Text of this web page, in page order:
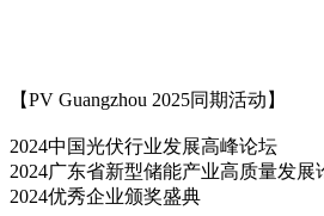
【PV Guangzhou 2025同期活动】
2024中国光伏行业发展高峰论坛
2024广东省新型储能产业高质量发展
2024优秀企业颁奖盛典